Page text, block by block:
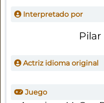
Interpretado por
Pilar
Actriz idioma original
Juego